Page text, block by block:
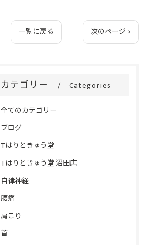
一覧に戻る 次のページ >
カテゴリー Categories
全てのカテゴリー
ブログ
Tはりときゅう堂
Tはりときゅう堂 沼田店
自律神経
腰痛
肩こり
首